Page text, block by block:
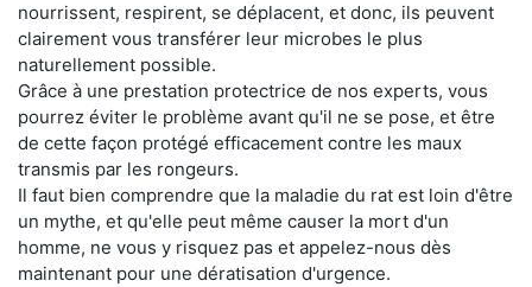
nourrissent, respirent, se déplacent, et donc, ils peuvent
clairement vous transférer leur microbes le plus
naturellement possible.
Grâce à une prestation protectrice de nos experts, vous
pourrez éviter le problème avant qu'il ne se pose, et être
de cette façon protégé efficacement contre les maux
transmis par les rongeurs.
Il faut bien comprendre que la maladie du rat est loin d'être
un mythe, et qu'elle peut même causer la mort d'un
homme, ne vous y risquez pas et appelez-nous dès
maintenant pour une dératisation d'urgence.